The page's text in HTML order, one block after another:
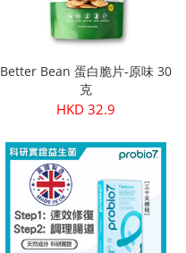
Better Bean 蛋白脆片-原味 30
克
HKD 32.9